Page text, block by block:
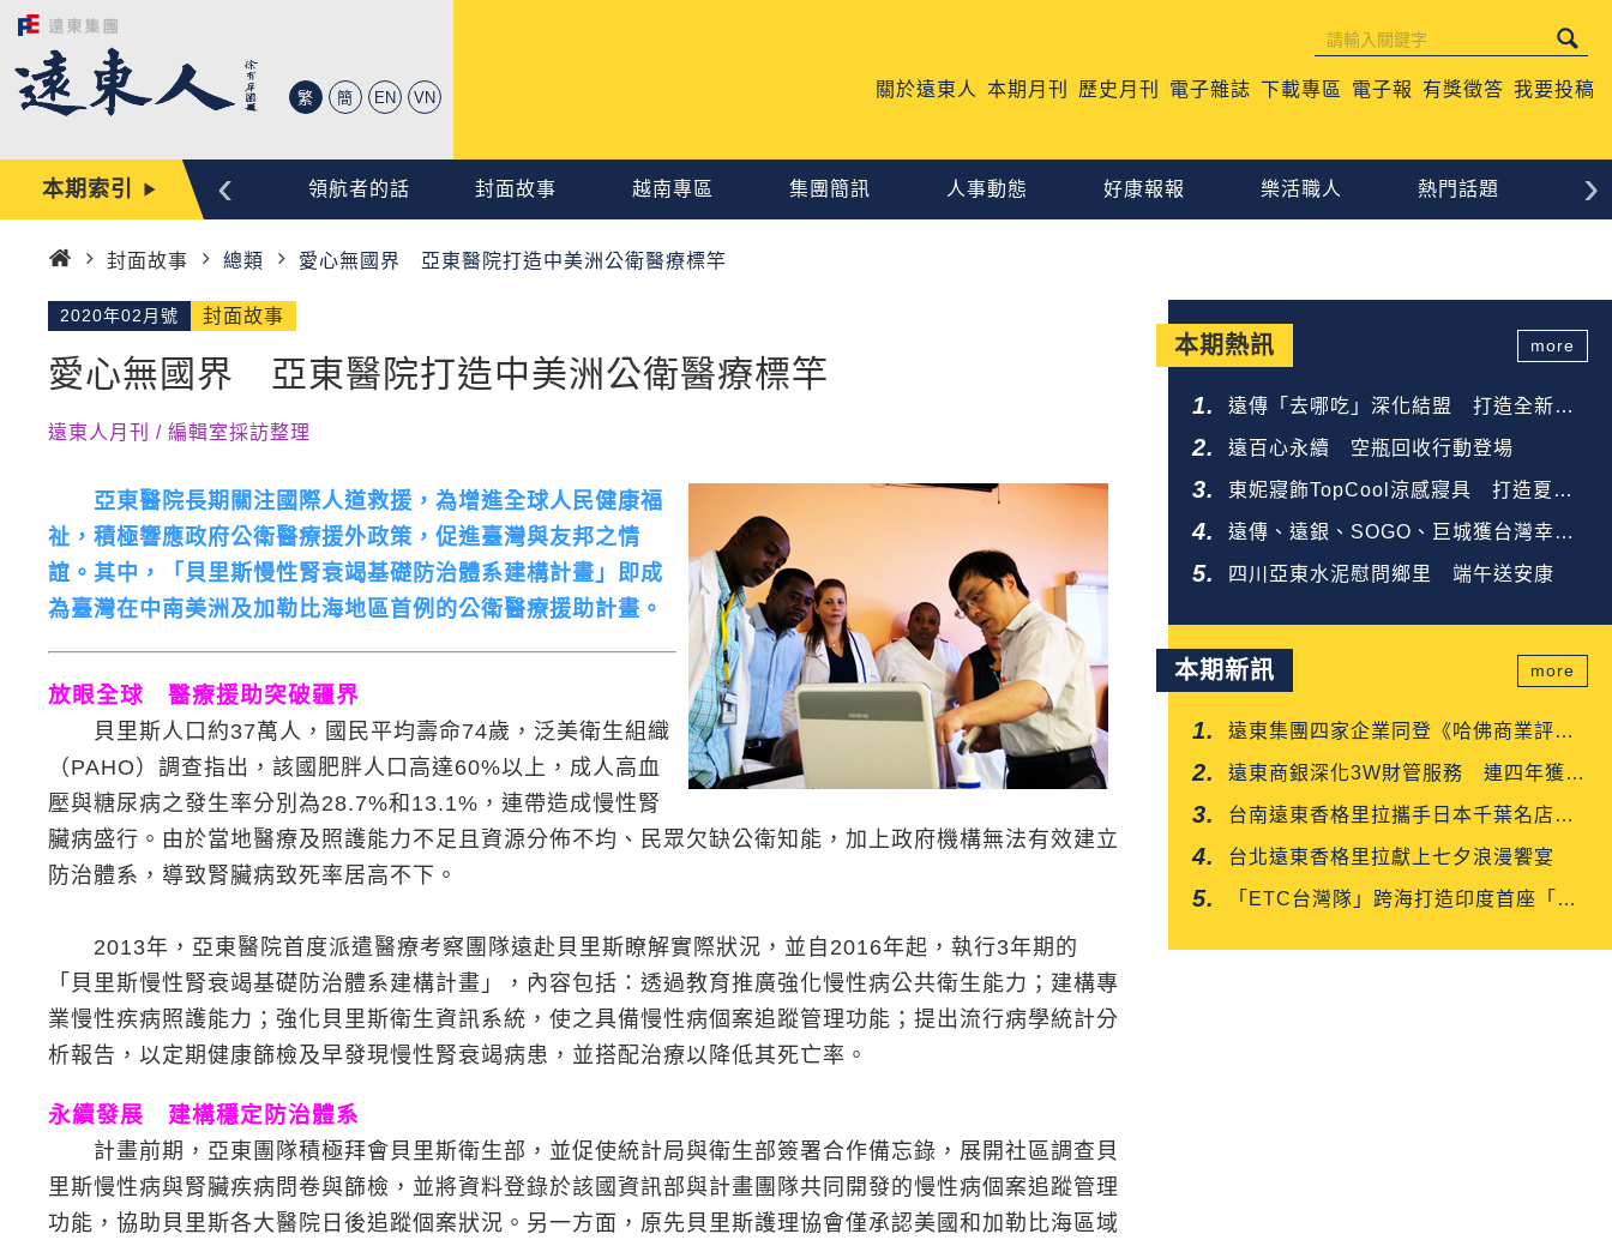
繁 簡 EN VN 關於遠東人 本期月刊 歷史月刊 電子雜誌 下載專區 電子報 有獎徵答 我要投稿
本期索引
心動時刻 編輯手記 領航者的話 封面故事 越南專區 集團簡訊 人事動態 好康報報 樂活職人 熱門話題 生
‹ ›
頁
封面故事 總類 愛心無國界 亞東醫院打造中美洲公衛醫療標竿
2020年02月號 封面故事
愛心無國界 亞東醫院打造中美洲公衛醫療標竿
遠東人月刊 / 編輯室採訪整理
亞東醫院長期關注國際人道救援，為增進全球人民健康福
祉，積極響應政府公衛醫療援外政策，促進臺灣與友邦之情
誼。其中，「貝里斯慢性腎衰竭基礎防治體系建構計畫」即成
為臺灣在中南美洲及加勒比海地區首例的公衛醫療援助計畫。
放眼全球 醫療援助突破疆界
貝里斯人口約37萬人，國民平均壽命74歲，泛美衛生組織
（PAHO）調查指出，該國肥胖人口高達60%以上，成人高血
壓與糖尿病之發生率分別為28.7%和13.1%，連帶造成慢性腎
臟病盛行。由於當地醫療及照護能力不足且資源分佈不均、民眾欠缺公衛知能，加上政府機構無法有效建立
防治體系，導致腎臟病致死率居高不下。
2013年，亞東醫院首度派遣醫療考察團隊遠赴貝里斯瞭解實際狀況，並自2016年起，執行3年期的
「貝里斯慢性腎衰竭基礎防治體系建構計畫」，內容包括：透過教育推廣強化慢性病公共衛生能力；建構專
業慢性疾病照護能力；強化貝里斯衛生資訊系統，使之具備慢性病個案追蹤管理功能；提出流行病學統計分
析報告，以定期健康篩檢及早發現慢性腎衰竭病患，並搭配治療以降低其死亡率。
永續發展 建構穩定防治體系
計畫前期，亞東團隊積極拜會貝里斯衛生部，並促使統計局與衛生部簽署合作備忘錄，展開社區調查貝
里斯慢性病與腎臟疾病問卷與篩檢，並將資料登錄於該國資訊部與計畫團隊共同開發的慢性病個案追蹤管理
功能，協助貝里斯各大醫院日後追蹤個案狀況。另一方面，原先貝里斯護理協會僅承認美國和加勒比海區域
本期熱訊
遠傳「去哪吃」深化結盟 打造全新餐
飲生態圈
遠百心永續 空瓶回收行動登場
東妮寢飾TopCool涼感寢具 打造夏夜
好眠
遠傳、遠銀、SOGO、巨城獲台灣幸福
企業金獎
四川亞東水泥慰問鄉里 端午送安康
more
本期新訊
遠東集團四家企業同登《哈佛商業評
論》「台灣企業領袖100強」
遠東商銀深化3W財管服務 連四年獲保
險信望愛雙獎肯定
台南遠東香格里拉攜手日本千葉名店
「CROISSANT」 得獎可頌搶先上市
台北遠東香格里拉獻上七夕浪漫饗宴
「ETC台灣隊」跨海打造印度首座「多
more